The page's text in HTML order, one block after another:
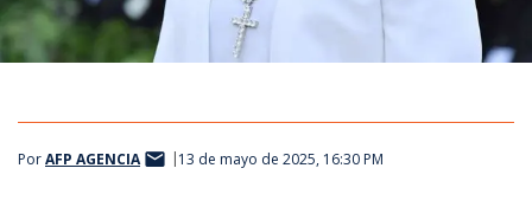
PorAFP AGENCIA 13 de mayo de 2025, 16:30 PM